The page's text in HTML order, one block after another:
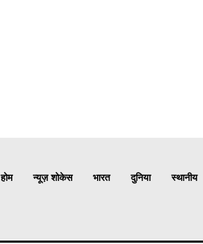
होम न्यूज़ शोकेस भारत दुनिया स्थानीय